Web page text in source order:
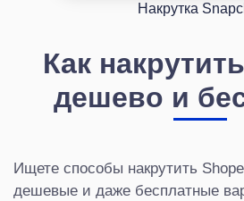
Накрутка
Как
дешево и
Ищете способы накрутить
дешевые и даже бесплатные